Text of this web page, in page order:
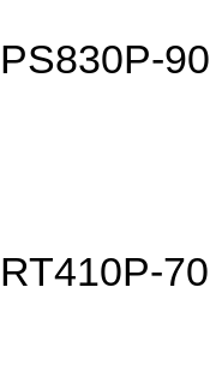
PS830P-90
RT410P-70